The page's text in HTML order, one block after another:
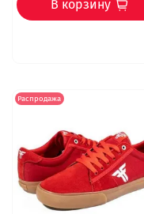
В корзину
Распродажа